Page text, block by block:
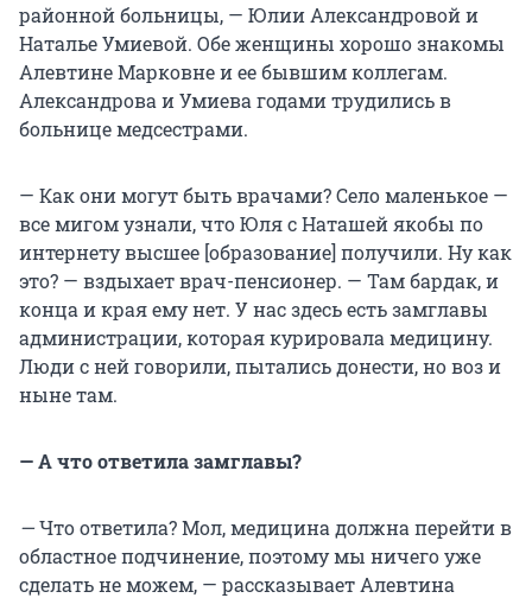
районной больницы, — Юлии Александровой и
Наталье Умиевой. Обе женщины хорошо знакомы
Алевтине Марковне и ее бывшим коллегам.
Александрова и Умиева годами трудились в
больнице медсестрами.
— Как они могут быть врачами? Село маленькое —
все мигом узнали, что Юля с Наташей якобы по
интернету высшее [образование] получили. Ну как
это? — вздыхает врач-пенсионер. — Там бардак, и
конца и края ему нет. У нас здесь есть замглавы
администрации, которая курировала медицину.
Люди с ней говорили, пытались донести, но воз и
ныне там.
— А что ответила замглавы?
—Что ответила? Мол, медицина должна перейти в
областное подчинение, поэтому мы ничего уже
сделать не можем, — рассказывает Алевтина